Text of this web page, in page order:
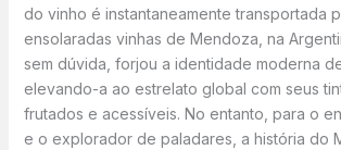
do vinho é instantaneamente transportada
ensolaradas vinhas de Mendoza, na
sem dúvida, forjou a identidade moderna
elevando-a ao estrelato global com seus
frutados e acessíveis. No entanto, para o
e o explorador de paladares, a história do